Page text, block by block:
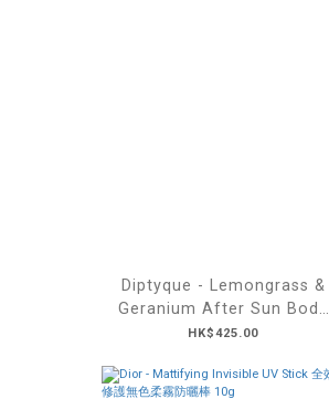
Diptyque - Lemongrass &
Geranium After Sun Body
Milky Gel 2026 夏日限定檸檬
200mL
HK$425.00